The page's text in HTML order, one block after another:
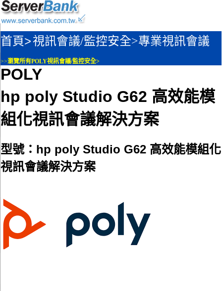
首頁>視訊會議/監控安全>專業視訊會議
>>瀏覽所有POLY視訊會議/監控安全>
POLY
hp poly Studio G62 高效能模
組化視訊會議解決方案
型號：hp poly Studio G62 高效能模組化
視訊會議解決方案